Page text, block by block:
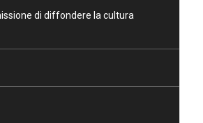
di diffondere la cultura